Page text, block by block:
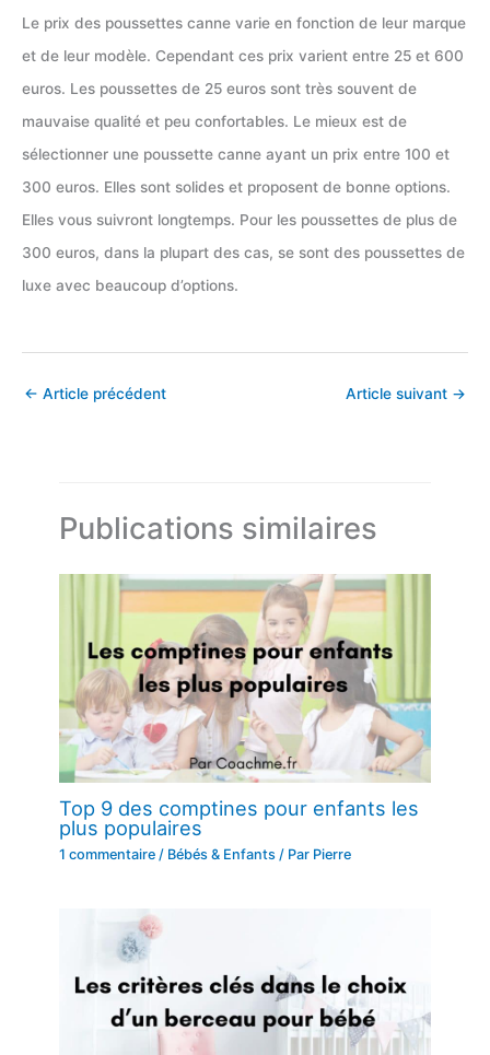
Le prix des poussettes canne varie en fonction de leur marque
et de leur modèle. Cependant ces prix varient entre 25 et 600
euros. Les poussettes de 25 euros sont très souvent de
mauvaise qualité et peu confortables. Le mieux est de
sélectionner une poussette canne ayant un prix entre 100 et
300 euros. Elles sont solides et proposent de bonne options.
Elles vous suivront longtemps. Pour les poussettes de plus de
300 euros, dans la plupart des cas, se sont des poussettes de
luxe avec beaucoup d’options.
← Article précédent Article suivant →
Publications similaires
Top 9 des comptines pour enfants les
plus populaires
1 commentaire / Bébés & Enfants / Par Pierre